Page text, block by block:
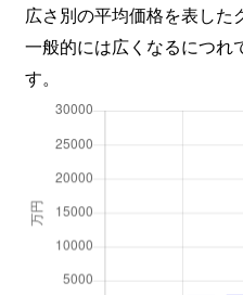
広さ別の平均価格を表した
一般的には広くなるにつれ
す。